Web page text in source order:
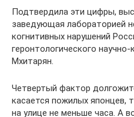
Подтвердила эти цифры,
заведующая лабораторией
когнитивных нарушений
геронтологического
Мхитарян.
Четвертый фактор
касается пожилых японцев,
на улице не меньше часа. А